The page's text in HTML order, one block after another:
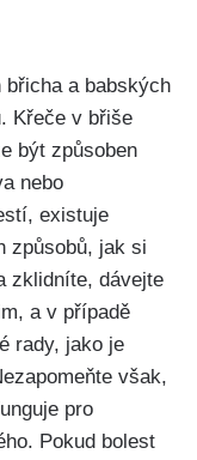
břicha‌ a babských
Křeče v‌ břiše
být⁢ způsoben
nebo
existuje
způsobů, jak si
zklidníte, dávejte
a ⁢v případě
rady, jako je
však,
pro
Pokud bolest